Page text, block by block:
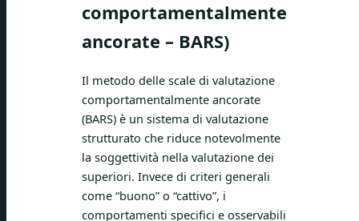
comportamentalmente
ancorate – BARS)
Il metodo delle scale di valutazione
comportamentalmente ancorate
(BARS) è un sistema di valutazione
strutturato che riduce notevolmente
la soggettività nella valutazione dei
superiori. Invece di criteri generali
come “buono” o “cattivo”, i
comportamenti specifici e osservabili